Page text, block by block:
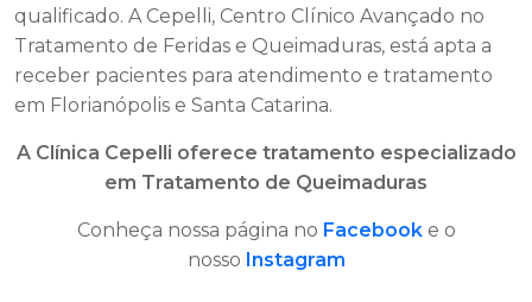
qualificado. A Cepelli, Centro Clínico Avançado no
Tratamento de Feridas e Queimaduras, está apta a
receber pacientes para atendimento e tratamento
em Florianópolis e Santa Catarina.
A Clínica Cepelli oferece tratamento especializado
em Tratamento de Queimaduras
Conheça nossa página no Facebooke o
nosso Instagram